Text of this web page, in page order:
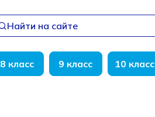
Найти на сайте
8 класс 9 класс 10 класс